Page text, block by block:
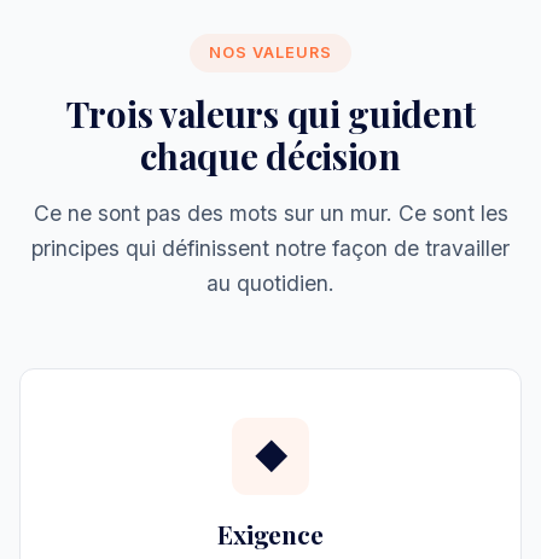
NOS VALEURS
Trois valeurs qui guident
chaque décision
Ce ne sont pas des mots sur un mur. Ce sont les
principes qui définissent notre façon de travailler
au quotidien.
◆
Exigence